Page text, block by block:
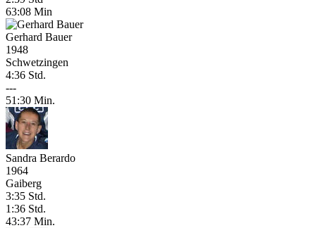
63:08 Min
Gerhard Bauer
1948
Schwetzingen
4:36 Std.
---
51:30 Min.
Sandra Berardo
1964
Gaiberg
3:35 Std.
1:36 Std.
43:37 Min.